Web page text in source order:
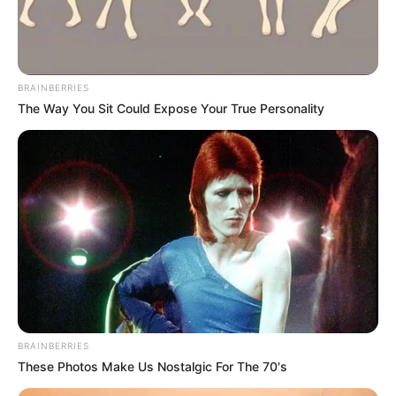
Ακολουθήστε το evianews.com στο
Google
ΤΑ ΠΙΟ ΔΗΜΟΦΙΛΗ
BRAINBERRIES
The Way You Sit Could Expose Your True Personality
BRAINBERRIES
These Photos Make Us Nostalgic For The 70's